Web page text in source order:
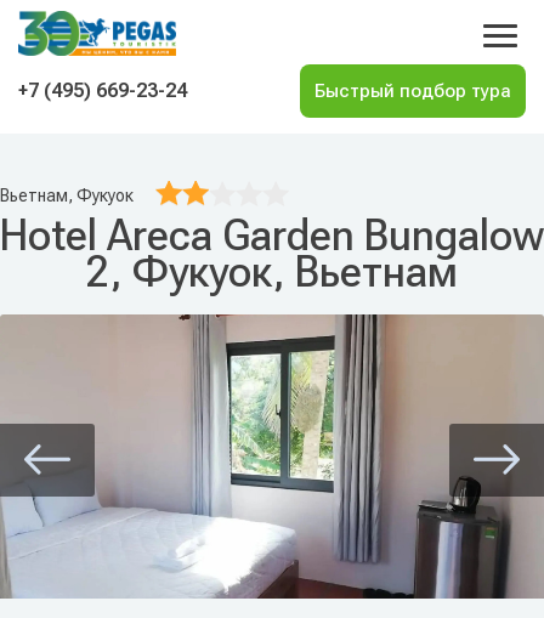
На главную
+7 (495) 669-23-24
Вьетнам, Фукуок
Hotel Areca Garden Bungalow
2, Фукуок, Вьетнам